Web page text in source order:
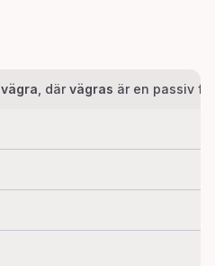
vägra , där vägras är en passiv